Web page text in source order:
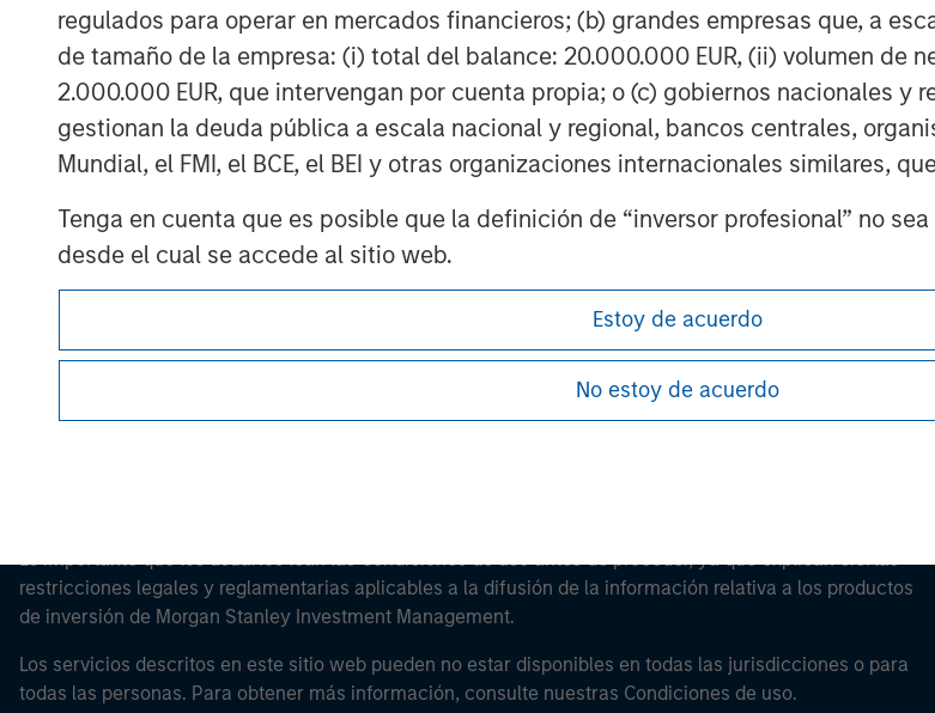
regulados para operar en mercados financieros; (b) grandes empresas que, a
de tamaño de la empresa: (i) total del balance: 20.000.000 EUR, (ii) volumen de
2.000.000 EUR, que intervengan por cuenta propia; o (c) gobiernos nacionales y
gestionan la deuda pública a escala nacional y regional, bancos centrales,
Mundial, el FMI, el BCE, el BEI y otras organizaciones internacionales similares,
Tenga en cuenta que es posible que la definición de “inversor profesional” no
desde el cual se accede al sitio web.
Estoy de acuerdo
No estoy de acuerdo
Morgan Stanley
Es importante que los usuarios lean las Condiciones de uso antes de proceder, ya que explican ciertas
restricciones legales y reglamentarias aplicables a la difusión de la información relativa a los productos
de inversión de Morgan Stanley Investment Management.
Los servicios descritos en este sitio web pueden no estar disponibles en todas las jurisdicciones o para
todas las personas. Para obtener más información, consulte nuestras Condiciones de uso.